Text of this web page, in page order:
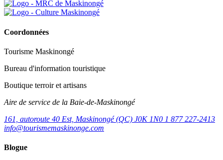
Coordonnées
Tourisme Maskinongé
Bureau d'information touristique
Boutique terroir et artisans
Aire de service de la Baie-de-Maskinongé
161, autoroute 40 Est, Maskinongé (QC) J0K 1N0 1 877 227-2413
info@tourismemaskinonge.com
Blogue